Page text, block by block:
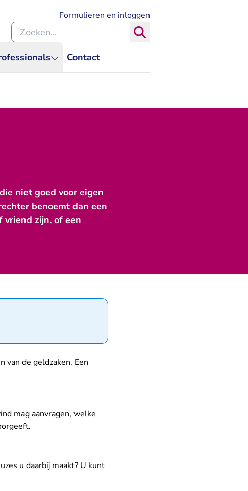
Contact
Formulieren en inloggen
Zoeken binnen de Rechtspraak
niet goed voor eigen
benoemt dan een
zijn, of een
van de geldzaken. Een
mag aanvragen, welke
u daarbij maakt? U kunt